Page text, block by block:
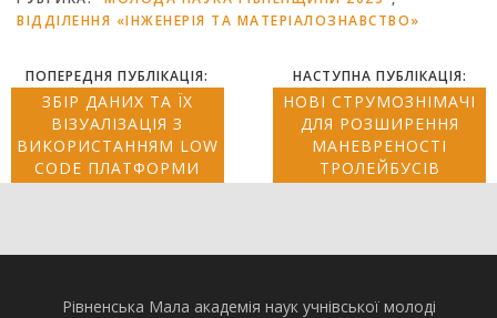
ВІДДІЛЕННЯ «ІНЖЕНЕРІЯ ТА МАТЕРІАЛОЗНАВСТВО»
ПОПЕРЕДНЯ ПУБЛІКАЦІЯ:
ЗБІР ДАНИХ ТА ЇХ
ВІЗУАЛІЗАЦІЯ З
ВИКОРИСТАННЯМ LOW
CODE ПЛАТФОРМИ
НАСТУПНА ПУБЛІКАЦІЯ:
НОВІ СТРУМОЗНІМАЧІ
ДЛЯ РОЗШИРЕННЯ
МАНЕВРЕНОСТІ
ТРОЛЕЙБУСІВ
Рівненська Мала академія наук учнівської молоді